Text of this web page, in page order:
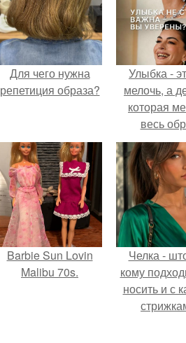
Для чего нужна
репетиция образа?
Улыбка -
мелочь, а
которая
весь
Barbie Sun Lovin
Malibu 70s.
Челка -
кому
носить и с